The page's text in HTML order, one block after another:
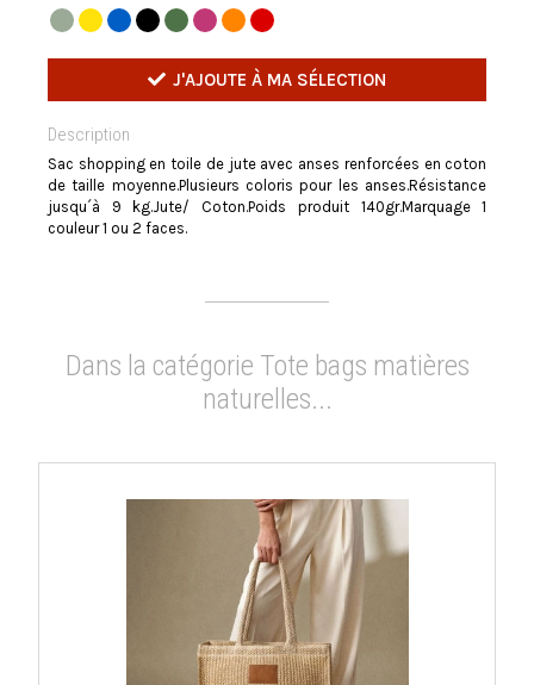
J'AJOUTE À MA SÉLECTION
Description
Sac shopping en toile de jute avec anses renforcées en coton
de taille moyenne.Plusieurs coloris pour les anses.Résistance
jusqu´à 9 kg.Jute/ Coton.Poids produit 140gr.Marquage 1
couleur 1 ou 2 faces.
Dans la catégorie Tote bags matières
naturelles...